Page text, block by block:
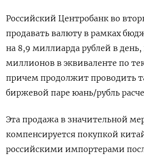
Российский Центробанк во
продавать валюту в рамках
на 8,9 миллиарда рублей в день,
миллионов в эквиваленте по
причем продолжит проводить
биржевой паре юань/рубль
Эта продажа в значительной
компенсируется покупкой
российскими импортерами